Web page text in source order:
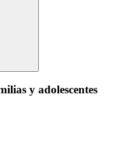
y adolescentes